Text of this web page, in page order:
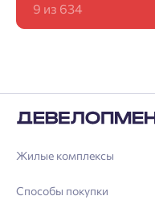
9 из 634
Жилые комплексы
Способы покупки